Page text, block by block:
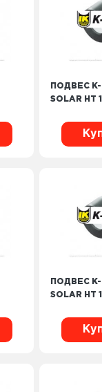
ПОДВЕС K-
SOLAR HT
ПОДВЕС K-
SOLAR HT